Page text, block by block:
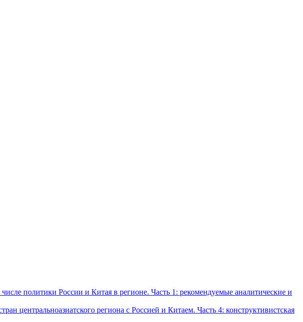
политики России и Китая в регионе. Часть 1: рекомендуемые аналитические и
центральноазиатского региона с Россией и Китаем. Часть 4: конструктивистская